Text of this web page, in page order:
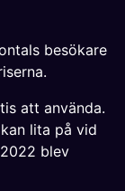
besökare
att använda.
lita på vid
blev